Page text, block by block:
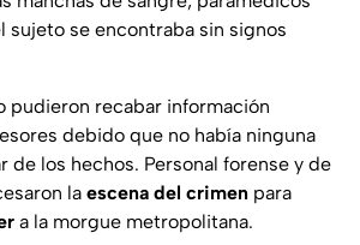
sujeto se encontraba sin signos
pudieron recabar información
debido que no había ninguna
de los hechos. Personal forense y de
la escena del crimen para
a la morgue metropolitana.